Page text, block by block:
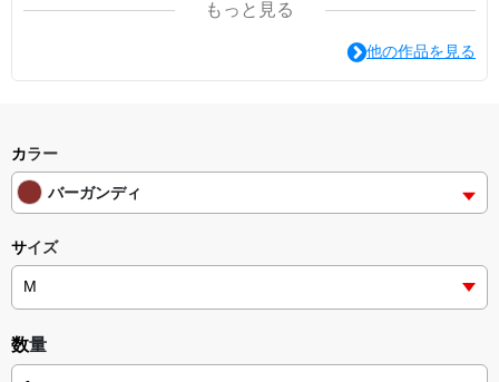
もっと見る
他の作品を見る
カラー
バーガンディ
サイズ
数量